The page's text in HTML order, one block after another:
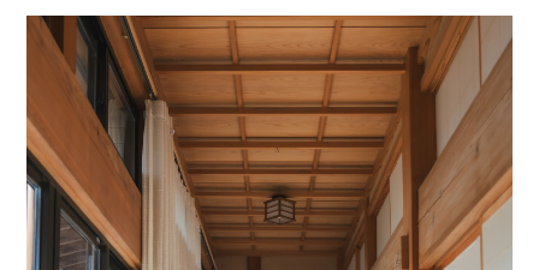
来店のご予約
お問い合わせ
プライバシーポリシー
の場所で 「今の景色を写真に残し
たい」と 実家での撮影を選ばれま
した。 美しい木目と、やわらかな
光に包まれたご実家。 明るく温か
な空間は、まるでおふたりのよう
にやさしく 長い年月、家族の時間
を見守ってきた場所です。 撮影